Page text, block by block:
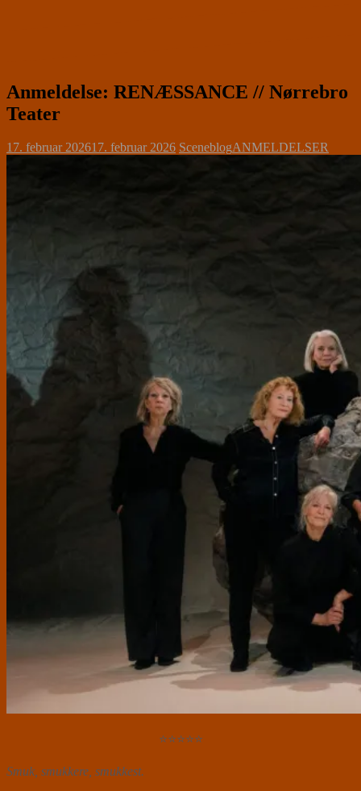
Anmeldelse: RENÆSSANCE // Nørrebro
Teater
17. februar 202617. februar 2026 SceneblogANMELDELSER
⭐⭐⭐⭐⭐
Smuk, smukkere, smukkest.